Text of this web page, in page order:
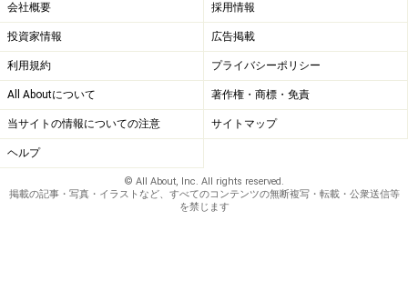
会社概要 採用情報
投資家情報 広告掲載
利用規約 プライバシーポリシー
All Aboutについて 著作権・商標・免責
当サイトの情報についての注意 サイトマップ
ヘルプ
© All About, Inc. All rights reserved.
掲載の記事・写真・イラストなど、すべてのコンテンツの無断複写・転載・公衆送信等
を禁じます